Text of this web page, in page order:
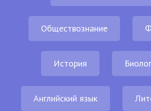
Обществознание
История
Английский язык